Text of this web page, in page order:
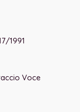
1991
Voce